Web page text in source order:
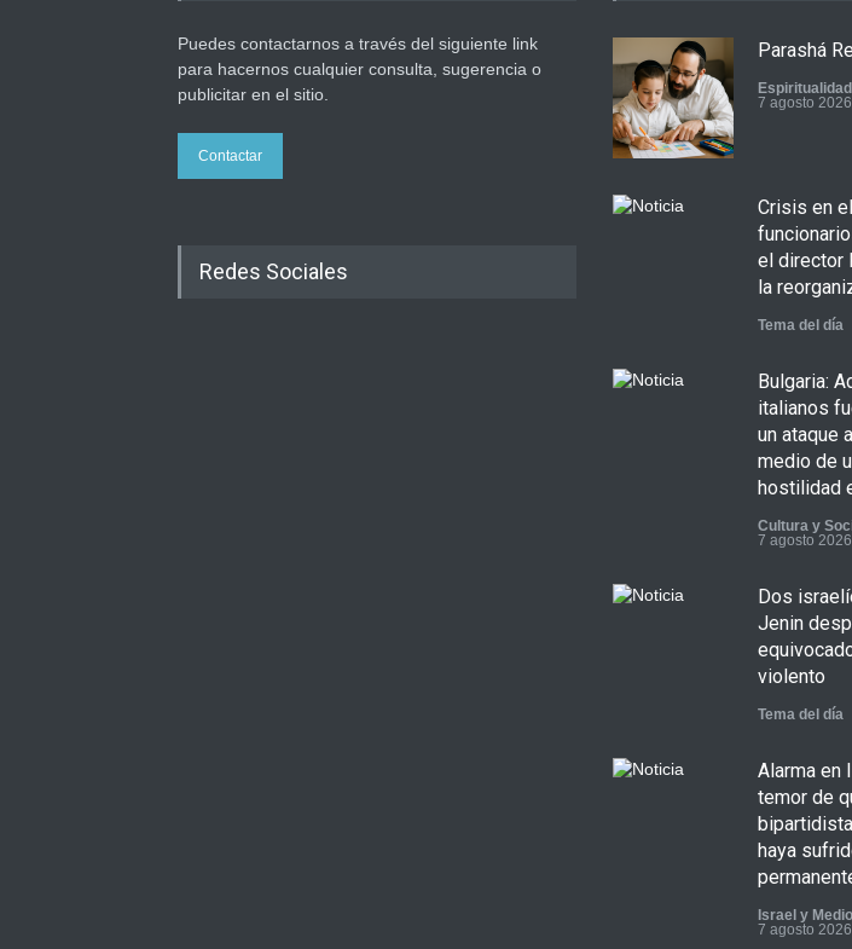
Puedes contactarnos a través del siguiente link
para hacernos cualquier consulta, sugerencia o
publicitar en el sitio.
Contactar
Redes Sociales
Parashá
Espiritualidad
7 agosto 2026
Crisis en
el director
la
Tema del día
Bulgaria:
italianos
un ataque
medio de
hostilidad
Cultura y
7 agosto 2026
Dos
Jenin
violento
Tema del día
Alarma en
temor de
haya
Israel y
7 agosto 2026